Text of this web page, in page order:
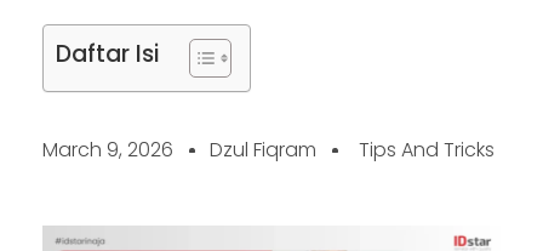
Daftar Isi
March 9, 2026 Dzul Fiqram Tips And Tricks